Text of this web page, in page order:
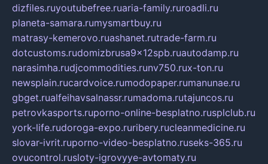
dizfiles.ruyoutubefree.ruaria-family.ruroadli.ru
planeta-samara.rumysmartbuy.ru
matrasy-kemerovo.ruashanet.rutrade-farm.ru
dotcustoms.rudomizbrusa9x12spb.ruautodamp.ru
narasimha.rudjcommodities.runv750.rux-ton.ru
newsplain.rucardvoice.rumodopaper.rumanunae.ru
gbget.rualfeihavsalnassr.rumadoma.rutajuncos.ru
petrovkasports.ruporno-online-besplatno.rusplclub.ru
york-life.rudoroga-expo.ruribery.rucleanmedicine.ru
slovar-ivrit.ruporno-video-besplatno.ruseks-365.ru
ovucontrol.rusloty-igrovyye-avtomaty.ru